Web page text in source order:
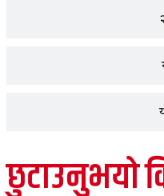
छुटाउनुभयो
जीवनशैली मुख्य समाचार शिक्षा समाचार